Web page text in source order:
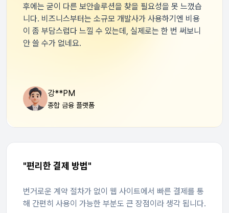
후에는 굳이 다른 보안솔루션을 찾을 필요성을 못 느꼈습
니다. 비즈니스부터는 소규모 개발사가 사용하기엔 비용
이 좀 부담스럽다 느낄 수 있는데, 실제로는 한 번 써보니
안 쓸 수가 없네요.
강**PM
종합 금융 플랫폼
"편리한 결제 방법"
번거로운 계약 절차가 없이 웹 사이트에서 빠른 결제를 통
해 간편히 사용이 가능한 부분도 큰 장점이라 생각 됩니다.